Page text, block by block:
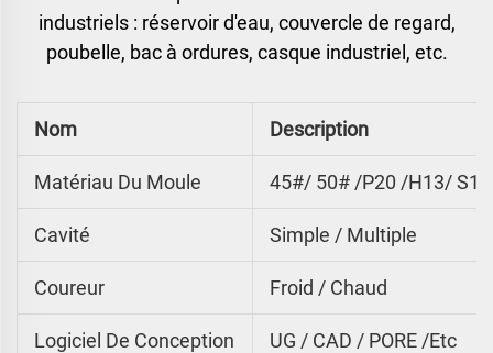
industriels : réservoir d'eau, couvercle de regard,
poubelle, bac à ordures, casque industriel, etc.
Nom Description
Matériau Du Moule 45#/ 50# /P20 /H13/
Cavité Simple / Multiple
Coureur Froid / Chaud
Logiciel De Conception UG / CAD / PORE /etc